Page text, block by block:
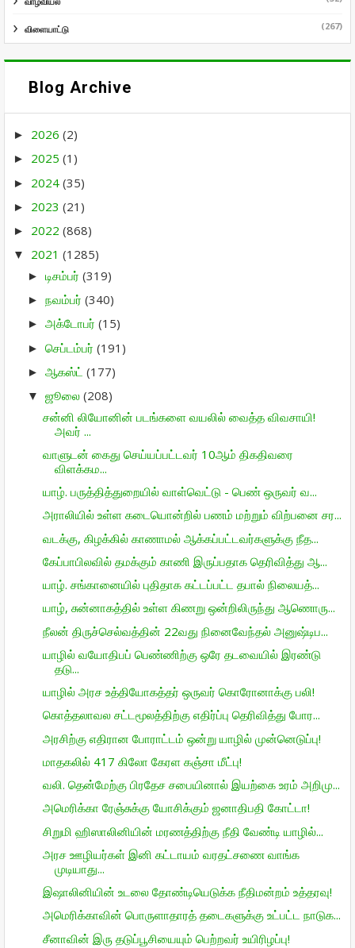
விளையாட்டு (267)
Blog Archive
► 2026 (2)
► 2025 (1)
► 2024 (35)
► 2023 (21)
► 2022 (868)
▼ 2021 (1285)
► டிசம்பர் (319)
► நவம்பர் (340)
► அக்டோபர் (15)
► செப்டம்பர் (191)
► ஆகஸ்ட் (177)
▼ ஜூலை (208)
சன்னி லியோனின் படங்களை வயலில் வைத்த விவசாயி!
அவர் ...
வாளுடன் கைது செய்யப்பட்டவர் 10ஆம் திகதிவரை
விளக்கம...
யாழ். பருத்தித்துறையில் வாள்வெட்டு - பெண் ஒருவர் வ...
அராலியில் உள்ள கடையொன்றில் பணம் மற்றும் விற்பனை சர...
வடக்கு, கிழக்கில் காணாமல் ஆக்கப்பட்டவர்களுக்கு நீத...
கேப்பாபிலவில் தமக்கும் காணி இருப்பதாக தெரிவித்து ஆ...
யாழ். சங்கானையில் புதிதாக கட்டப்பட்ட தபால் நிலையத்...
யாழ், சுன்னாகத்தில் உள்ள கிணறு ஒன்றிலிருந்து ஆணொரு...
நீலன் திருச்செல்வத்தின் 22வது நினைவேந்தல் அனுஷ்டிப...
யாழில் வயோதிபப் பெண்ணிற்கு ஒரே தடவையில் இரண்டு
தடு...
யாழில் அரச உத்தியோகத்தர் ஒருவர் கொரோனாக்கு பலி!
கொத்தலாவல சட்டமூலத்திற்கு எதிர்ப்பு தெரிவித்து போர...
அரசிற்கு எதிரான போராட்டம் ஒன்று யாழில் முன்னெடுப்பு!
மாதகலில் 417 கிலோ கேரள கஞ்சா மீட்பு!
வலி. தென்மேற்கு பிரதேச சபையினால் இயற்கை உரம் அறிமு...
அமெரிக்கா ரேஞ்சுக்கு யோசிக்கும் ஜனாதிபதி கோட்டா!
சிறுமி ஹிஸாலினியின் மரணத்திற்கு நீதி வேண்டி யாழில்...
அரச ஊழியர்கள் இனி கட்டாயம் வரதட்சணை வாங்க
முடியாது...
இஷாலினியின் உடலை தோண்டியெடுக்க நீதிமன்றம் உத்தரவு!
அமெரிக்காவின் பொருளாதாரத் தடைகளுக்கு உட்பட்ட நாடுக...
சீனாவின் இரு தடுப்பூசியையும் பெற்றவர் உயிரிழப்பு!